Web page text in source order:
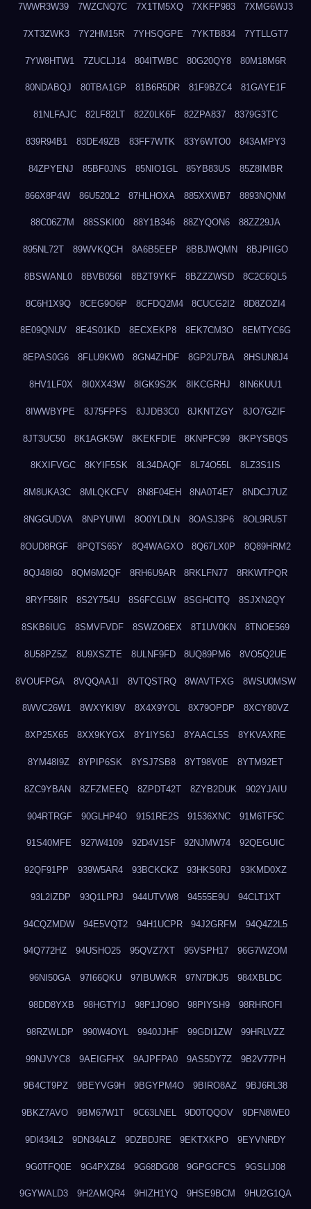
7WWR3W39 7WZCNQ7C 7X1TM5XQ 7XKFP983 7XMG6WJ3
7XT3ZWK3 7Y2HM15R 7YHSQGPE 7YKTB834 7YTLLGT7
7YW8HTW1 7ZUCLJ14 804ITWBC 80G20QY8 80M18M6R
80NDABQJ 80TBA1GP 81B6R5DR 81F9BZC4 81GAYE1F
81NLFAJC 82LF82LT 82Z0LK6F 82ZPA837 8379G3TC
839R94B1 83DE49ZB 83FF7WTK 83Y6WTO0 843AMPY3
84ZPYENJ 85BF0JNS 85NIO1GL 85YB83US 85Z8IMBR
866X8P4W 86U520L2 87HLHOXA 885XXWB7 8893NQNM
88C06Z7M 88SSKI00 88Y1B346 88ZYQON6 88ZZ29JA
895NL72T 89WVKQCH 8A6B5EEP 8BBJWQMN 8BJPIIGO
8BSWANL0 8BVB056I 8BZT9YKF 8BZZZWSD 8C2C6QL5
8C6H1X9Q 8CEG9O6P 8CFDQ2M4 8CUCG2I2 8D8ZOZI4
8E09QNUV 8E4S01KD 8ECXEKP8 8EK7CM3O 8EMTYC6G
8EPAS0G6 8FLU9KW0 8GN4ZHDF 8GP2U7BA 8HSUN8J4
8HV1LF0X 8I0XX43W 8IGK9S2K 8IKCGRHJ 8IN6KUU1
8IWWBYPE 8J75FPFS 8JJDB3C0 8JKNTZGY 8JO7GZIF
8JT3UC50 8K1AGK5W 8KEKFDIE 8KNPFC99 8KPYSBQS
8KXIFVGC 8KYIF5SK 8L34DAQF 8L74O55L 8LZ3S1IS
8M8UKA3C 8MLQKCFV 8N8F04EH 8NA0T4E7 8NDCJ7UZ
8NGGUDVA 8NPYUIWI 8O0YLDLN 8OASJ3P6 8OL9RU5T
8OUD8RGF 8PQTS65Y 8Q4WAGXO 8Q67LX0P 8Q89HRM2
8QJ48I60 8QM6M2QF 8RH6U9AR 8RKLFN77 8RKWTPQR
8RYF58IR 8S2Y754U 8S6FCGLW 8SGHCITQ 8SJXN2QY
8SKB6IUG 8SMVFVDF 8SWZO6EX 8T1UV0KN 8TNOE569
8U58PZ5Z 8U9XSZTE 8ULNF9FD 8UQ89PM6 8VO5Q2UE
8VOUFPGA 8VQQAA1I 8VTQSTRQ 8WAVTFXG 8WSU0MSW
8WVC26W1 8WXYKI9V 8X4X9YOL 8X79OPDP 8XCY80VZ
8XP25X65 8XX9KYGX 8Y1IYS6J 8YAACL5S 8YKVAXRE
8YM48I9Z 8YPIP6SK 8YSJ7SB8 8YT98V0E 8YTM92ET
8ZC9YBAN 8ZFZMEEQ 8ZPDT42T 8ZYB2DUK 902YJAIU
904RTRGF 90GLHP4O 9151RE2S 91536XNC 91M6TF5C
91S40MFE 927W4109 92D4V1SF 92NJMW74 92QEGUIC
92QF91PP 939W5AR4 93BCKCKZ 93HKS0RJ 93KMD0XZ
93L2IZDP 93Q1LPRJ 944UTVW8 94555E9U 94CLT1XT
94CQZMDW 94E5VQT2 94H1UCPR 94J2GRFM 94Q4Z2L5
94Q772HZ 94USHO25 95QVZ7XT 95VSPH17 96G7WZOM
96NI50GA 97I66QKU 97IBUWKR 97N7DKJ5 984XBLDC
98DD8YXB 98HGTYIJ 98P1JO9O 98PIYSH9 98RHROFI
98RZWLDP 990W4OYL 9940JJHF 99GDI1ZW 99HRLVZZ
99NJVYC8 9AEIGFHX 9AJPFPA0 9AS5DY7Z 9B2V77PH
9B4CT9PZ 9BEYVG9H 9BGYPM4O 9BIRO8AZ 9BJ6RL38
9BKZ7AVO 9BM67W1T 9C63LNEL 9D0TQQOV 9DFN8WE0
9DI434L2 9DN34ALZ 9DZBDJRE 9EKTXKPO 9EYVNRDY
9G0TFQ0E 9G4PXZ84 9G68DG08 9GPGCFCS 9GSLIJ08
9GYWALD3 9H2AMQR4 9HIZH1YQ 9HSE9BCM 9HU2G1QA